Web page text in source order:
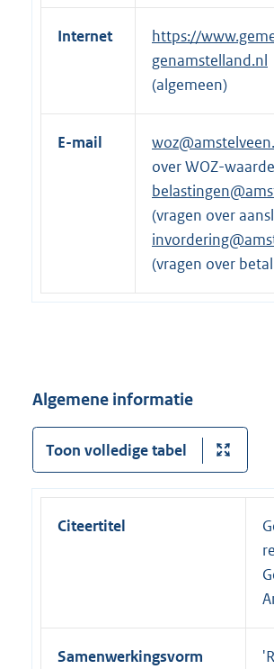
Internet
E
x
t
e
e
l
i
n
:
https://
genamstelland.nl
(algemeen)
E-mail
over WOZ-
(vragen over
(vragen over
Algemene informatie
Toon volledige tabel
Citeertitel
Samenwerkingsvorm